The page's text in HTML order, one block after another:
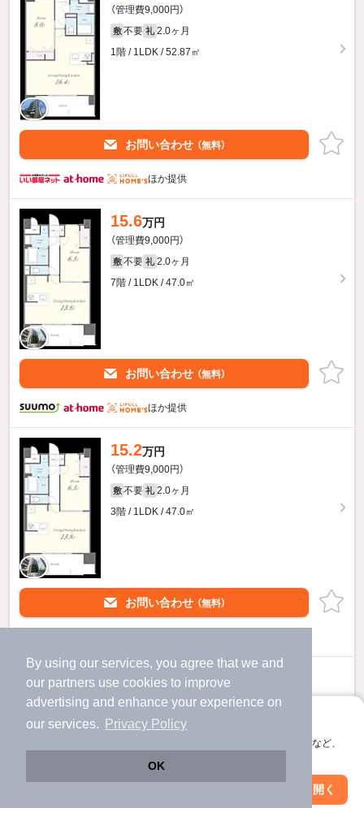
By using our services, you agree that we and
our partners use cookies to improve
advertising and enhance your experience on
our services.
Privacy Policy
OK
アプリに切り替えて、サクサクお部屋探し
会員登録なしですぐ使える。マップ検索やお気に入り保存など、
アプリを開く
（管理費9,000円）
敷 不要 礼 2.0ヶ月
1階 / 1LDK / 52.87㎡
お問い合わせ （無料）
ほか提供
15.6万円
（管理費9,000円）
敷 不要 礼 2.0ヶ月
7階 / 1LDK / 47.0㎡
お問い合わせ （無料）
ほか提供
15.2万円
（管理費9,000円）
敷 不要 礼 2.0ヶ月
3階 / 1LDK / 47.0㎡
お問い合わせ （無料）
15.5万円
（管理費9,000円）
敷 不要 礼 2.0ヶ月
絞り込み条件を変更